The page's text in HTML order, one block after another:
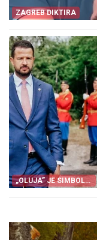
ZAGREB DIKTIRA
„OLUJA” JE SIMBOL
PROGONA